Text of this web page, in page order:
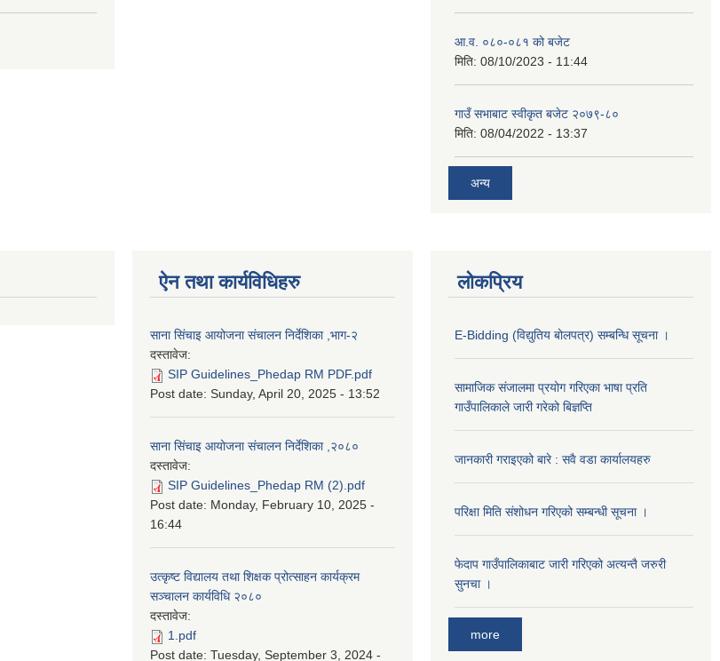
आ.व. ०८०-०८१ को बजेट
मिति: 08/10/2023 - 11:44
गाउँ सभाबाट स्वीकृत बजेट २०७९-८०
मिति: 08/04/2022 - 13:37
अन्य
ऐन तथा कार्यविधिहरु
साना सिंचाइ आयोजना संचालन निर्देशिका ,भाग-२
दस्तावेज:
SIP Guidelines_Phedap RM PDF.pdf
Post date: Sunday, April 20, 2025 - 13:52
साना सिंचाइ आयोजना संचालन निर्देशिका ,२०८०
दस्तावेज:
SIP Guidelines_Phedap RM (2).pdf
Post date: Monday, February 10, 2025 -
16:44
उत्कृष्ट विद्यालय तथा शिक्षक प्रोत्साहन कार्यक्रम
सञ्चालन कार्यविधि २०८०
दस्तावेज:
1.pdf
Post date: Tuesday, September 3, 2024 -
लोकप्रिय
E-Bidding (विद्युतिय बोलपत्र) सम्बन्धि सूचना ।
सामाजिक संजालमा प्रयोग गरिएका भाषा प्रति
गाउँपालिकाले जारी गरेको बिज्ञप्ति
जानकारी गराइएको बारे : सवै वडा कार्यालयहरु
परिक्षा मिति संशोधन गरिएको सम्बन्धी सूचना ।
फेदाप गाउँपालिकाबाट जारी गरिएको अत्यन्तै जरुरी
सुनचा ।
more